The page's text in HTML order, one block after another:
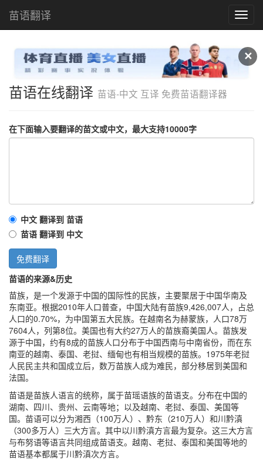
✕
苗
语
线
翻
苗语翻译
苗语在线翻译 苗语-中文 互译 免费苗语翻译器
在下面输入要翻译的苗文或中文，最大支持10000字
中文 翻译到 苗语
苗语 翻译到 中文
免费翻译
苗语的来源&历史
苗族，是一个发源于中国的国际性的民族，主要聚居于中国华南及
东南亚。根据2010年人口普查，中国大陆有苗族9,426,007人，占总
人口的0.70%，为中国第五大民族。在越南名为赫蒙族，人口78万
7604人，列第8位。美国也有大约27万人的苗族裔美国人。苗族发
源于中国，约有8成的苗族人口分布于中国西南与中南省份，而在东
南亚的越南、泰国、老挝、缅甸也有相当规模的苗族。1975年老挝
人民民主共和国成立后，数万苗族人成为难民，部分移居到美国和
法国。
苗语是苗族人语言的统称，属于苗瑶语族的苗语支。分布在中国的
湖南、四川、贵州、云南等地；以及越南、老挝、泰国、美国等
国。苗语可以分为湘西（100万人）、黔东（210万人）和川黔滇
（300多万人）三大方言。其中以川黔滇方言最为复杂。这三大方言
与布努语等语言共同组成苗语支。越南、老挝、泰国和美国等地的
苗语基本都属于川黔滇次方言。